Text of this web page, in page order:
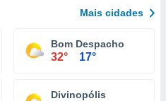
Mais cidades
Bom Despacho
32° 17°
Divinopólis